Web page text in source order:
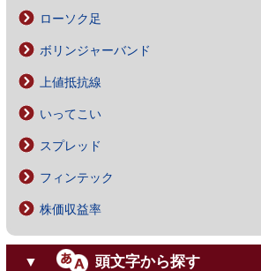
ローソク足
ボリンジャーバンド
上値抵抗線
いってこい
スプレッド
フィンテック
株価収益率
▼ 頭文字から探す